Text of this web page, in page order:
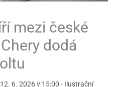
mezi české
dodá
6. 2026 v 15:00 - Ilustrační